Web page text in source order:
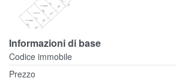
Informazioni di base
Codice immobile
Prezzo